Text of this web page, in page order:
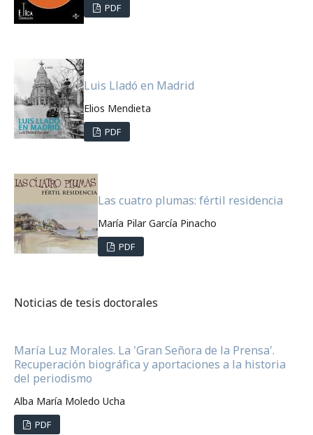
PDF
Luis Lladó en Madrid
Elios Mendieta
PDF
Las cuatro plumas: fértil residencia
María Pilar García Pinacho
PDF
Noticias de tesis doctorales
María Luz Morales. La 'Gran Señora de la Prensa'.
Recuperación biográfica y aportaciones a la historia
del periodismo
Alba María Moledo Ucha
PDF